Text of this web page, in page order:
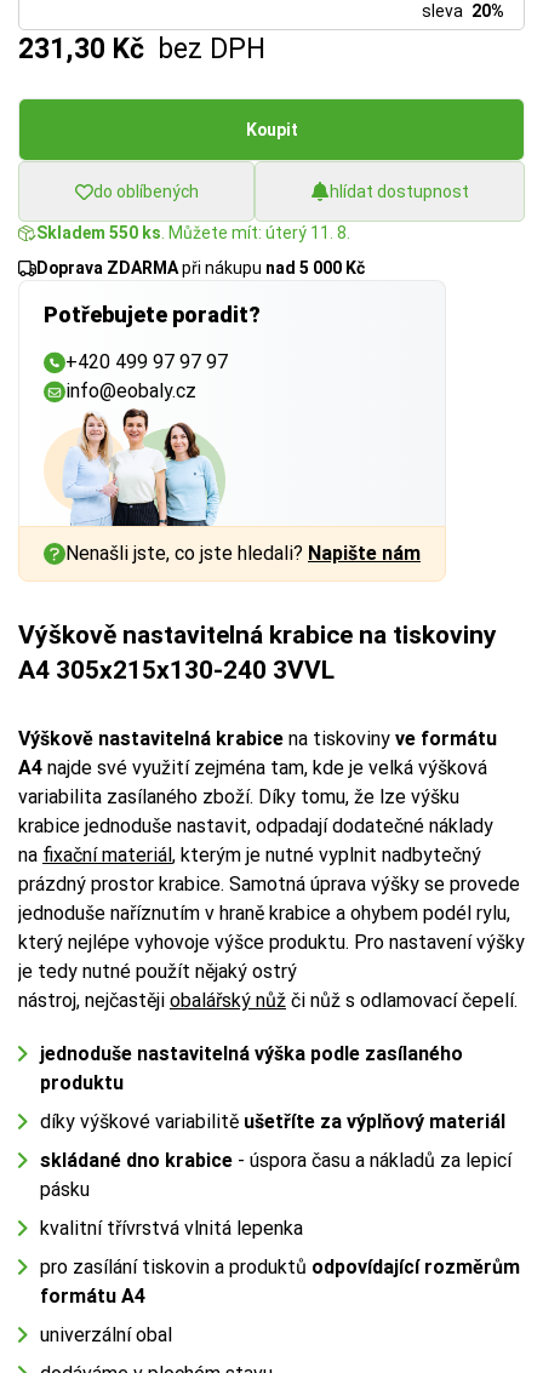
sleva 20%
231,30 Kč bez DPH
Koupit
do oblíbených hlídat dostupnost
Skladem 550 ks . Můžete mít: úterý 11. 8.
Doprava ZDARMApři nákupu nad 5 000 Kč
Potřebujete poradit?
+420 499 97 97 97
info@eobaly.cz
Nenašli jste, co jste hledali? Napište nám
Výškově nastavitelná krabice na tiskoviny
A4 305x215x130-240 3VVL
Výškově nastavitelná krabice na tiskoviny ve formátu
A4 najde své využití zejména tam, kde je velká výšková
variabilita zasílaného zboží. Díky tomu, že lze výšku
krabice jednoduše nastavit, odpadají dodatečné náklady
na fixační materiál, kterým je nutné vyplnit nadbytečný
prázdný prostor krabice. Samotná úprava výšky se provede
jednoduše naříznutím v hraně krabice a ohybem podél rylu,
který nejlépe vyhovoje výšce produktu. Pro nastavení výšky
je tedy nutné použít nějaký ostrý
nástroj, nejčastěji obalářský nůž či nůž s odlamovací čepelí.
jednoduše nastavitelná výška podle zasílaného
produktu
díky výškové variabilitě ušetříte za výplňový materiál
skládané dno krabice - úspora času a nákladů za lepicí
pásku
kvalitní třívrstvá vlnitá lepenka
pro zasílání tiskovin a produktů odpovídající rozměrům
formátu A4
univerzální obal